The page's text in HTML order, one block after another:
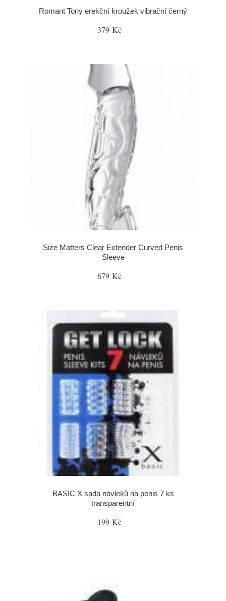
Romant Tony erekční kroužek vibrační černý
379 Kč
Size Matters Clear Extender Curved Penis
Sleeve
679 Kč
BASIC X sada návleků na penis 7 ks
transparentní
199 Kč